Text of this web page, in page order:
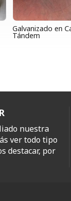
Galvanizado en
Tándem
nuestra
ver todo tipo
destacar, por